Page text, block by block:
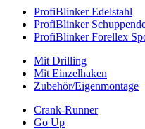
ProfiBlinker Edelstahl
ProfiBlinker
ProfiBlinker Forellex
Mit Drilling
Mit Einzelhaken
Zubehör/Eigenmontage
Crank-Runner
Go Up